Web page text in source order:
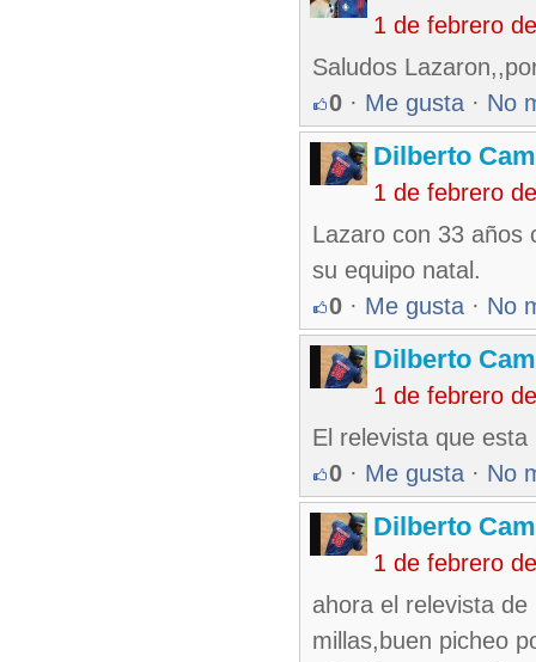
1 de febrero
Saludos
0 · Me gusta · No
Dilberto
1 de febrero
Lazaro con 33 años
su equipo natal.
0 · Me gusta · No
Dilberto
1 de febrero
El relevista que
0 · Me gusta · No
Dilberto
1 de febrero
ahora el relevista
millas,buen picheo